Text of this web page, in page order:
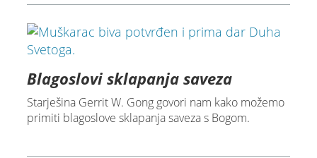
Blagoslovi sklapanja saveza
Starješina Gerrit W. Gong govori nam kako možemo
primiti blagoslove sklapanja saveza s Bogom.